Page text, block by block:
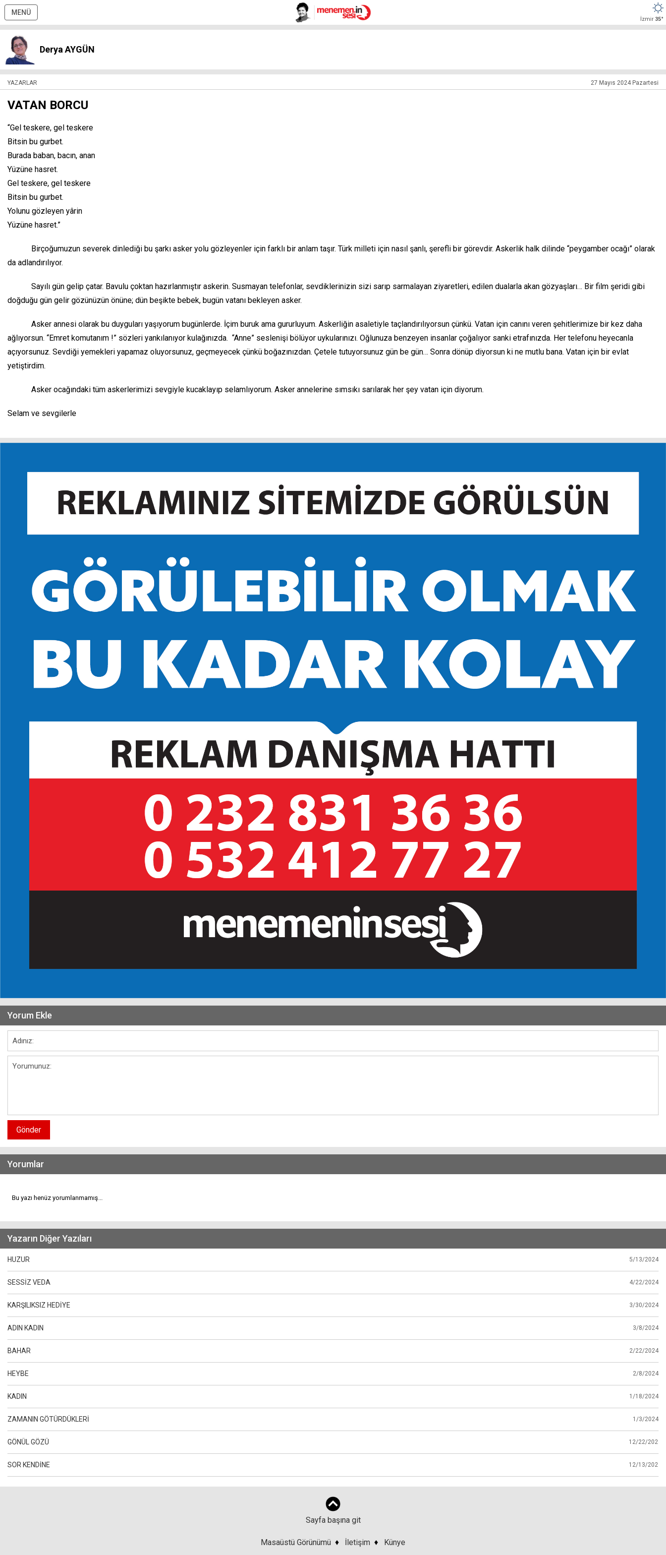
MENÜ
İzmir 35°
Derya AYGÜN
YAZARLAR 27 Mayıs 2024 Pazartesi
VATAN BORCU
“Gel teskere, gel teskere
Bitsin bu gurbet.
Burada baban, bacın, anan
Yüzüne hasret.
Gel teskere, gel teskere
Bitsin bu gurbet.
Yolunu gözleyen yârin
Yüzüne hasret.”
Birçoğumuzun severek dinlediği bu şarkı asker yolu gözleyenler için farklı bir anlam taşır. Türk milleti için nasıl şanlı, şerefli bir görevdir. Askerlik halk dilinde “peygamber ocağı” olarak
da adlandırılıyor.
Sayılı gün gelip çatar. Bavulu çoktan hazırlanmıştır askerin. Susmayan telefonlar, sevdiklerinizin sizi sarıp sarmalayan ziyaretleri, edilen dualarla akan gözyaşları… Bir film şeridi gibi
doğduğu gün gelir gözünüzün önüne; dün beşikte bebek, bugün vatanı bekleyen asker.
Asker annesi olarak bu duyguları yaşıyorum bugünlerde. İçim buruk ama gururluyum. Askerliğin asaletiyle taçlandırılıyorsun çünkü. Vatan için canını veren şehitlerimize bir kez daha
ağlıyorsun. “Emret komutanım !” sözleri yankılanıyor kulağınızda. “Anne” seslenişi bölüyor uykularınızı. Oğlunuza benzeyen insanlar çoğalıyor sanki etrafınızda. Her telefonu heyecanla
açıyorsunuz. Sevdiği yemekleri yapamaz oluyorsunuz, geçmeyecek çünkü boğazınızdan. Çetele tutuyorsunuz gün be gün… Sonra dönüp diyorsun ki ne mutlu bana. Vatan için bir evlat
yetiştirdim.
Asker ocağındaki tüm askerlerimizi sevgiyle kucaklayıp selamlıyorum. Asker annelerine sımsıkı sarılarak her şey vatan için diyorum.
Selam ve sevgilerle
Yorum Ekle
Gönder
Yorumlar
Bu yazı henüz yorumlanmamış...
Yazarın Diğer Yazıları
HUZUR 5/13/2024
SESSİZ VEDA 4/22/2024
KARŞILIKSIZ HEDİYE 3/30/2024
ADIN KADIN 3/8/2024
BAHAR 2/22/2024
HEYBE 2/8/2024
KADIN 1/18/2024
ZAMANIN GÖTÜRDÜKLERİ 1/3/2024
GÖNÜL GÖZÜ 12/22/2023
SOR KENDİNE 12/13/2023
Sayfa başına git
Masaüstü Görünümü ♦ İletişim ♦ Künye